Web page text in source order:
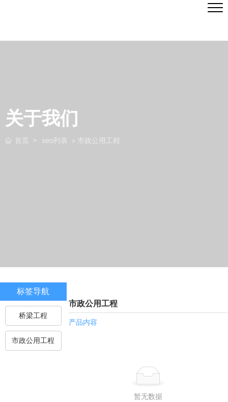
关于我们
首页 seo列表 市政公用工程
标签导航
桥梁工程
市政公用工程
市政公用工程
产品内容
暂无数据